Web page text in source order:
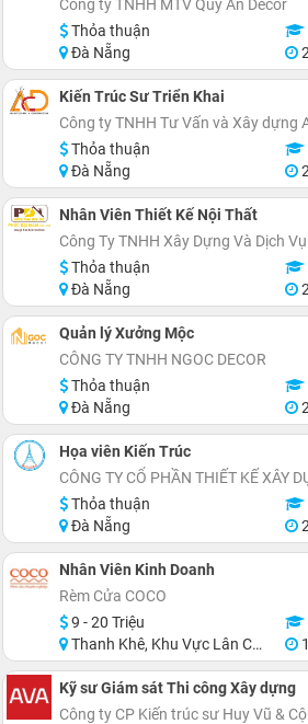
Công ty TNHH MTV Quý An Decor
Thỏa thuận
Đà Nẵng
Kiến Trúc Sư Triển Khai
Công ty TNHH Tư Vấn và Xây dựng
Thỏa thuận
Đà Nẵng
Nhân Viên Thiết Kế Nội Thất
Công Ty TNHH Xây Dựng Và Dịch
Thỏa thuận
Đà Nẵng
Quản lý Xưởng Mộc
CÔNG TY TNHH NGOC DECOR
Thỏa thuận
Đà Nẵng
Họa viên Kiến Trúc
CÔNG TY CỔ PHẦN THIẾT KẾ XÂY
Thỏa thuận
Đà Nẵng
Nhân Viên Kinh Doanh
Rèm Cửa COCO
9 - 20 Triệu
Thanh Khê, Khu Vực Lân Cận Đà Nẵng
Kỹ sư Giám sát Thi công Xây dựng
Công ty CP Kiến trúc sư Huy Vũ &